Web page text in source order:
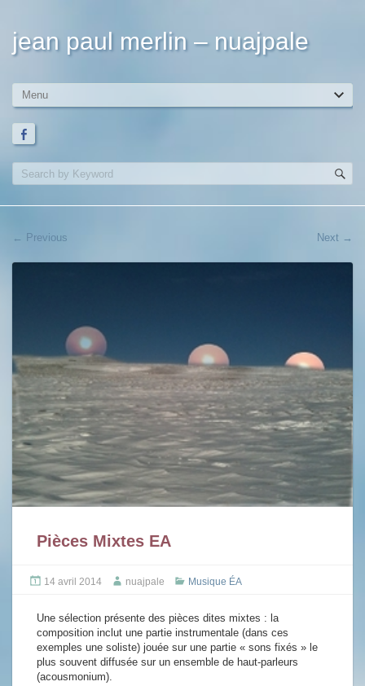
jean paul merlin – nuajpale
← Previous Next →
Pièces Mixtes EA
14 avril 2014 nuajpale Musique ÉA
Une sélection présente des pièces dites mixtes : la
composition inclut une partie instrumentale (dans ces
exemples une soliste) jouée sur une partie « sons fixés » le
plus souvent diffusée sur un ensemble de haut-parleurs
(acousmonium).